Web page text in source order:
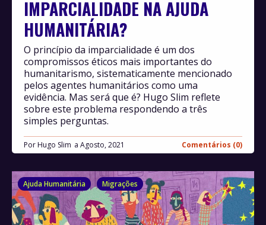
IMPARCIALIDADE NA AJUDA
HUMANITÁRIA?
Por Hugo Slim Agosto, 2021 Comentários (0)
O princípio da imparcialidade é um dos
compromissos éticos mais importantes do
humanitarismo, sistematicamente mencionado
pelos agentes humanitários como uma
evidência. Mas será que é? Hugo Slim reflete
sobre este problema respondendo a três
simples perguntas.
Ajuda Humanitária Migrações